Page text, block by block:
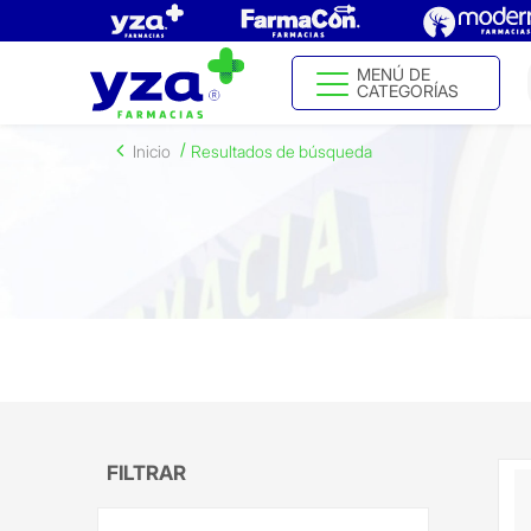
MENÚ DE
CATEGORÍAS
Inicio Resultados de búsqueda
FILTRAR